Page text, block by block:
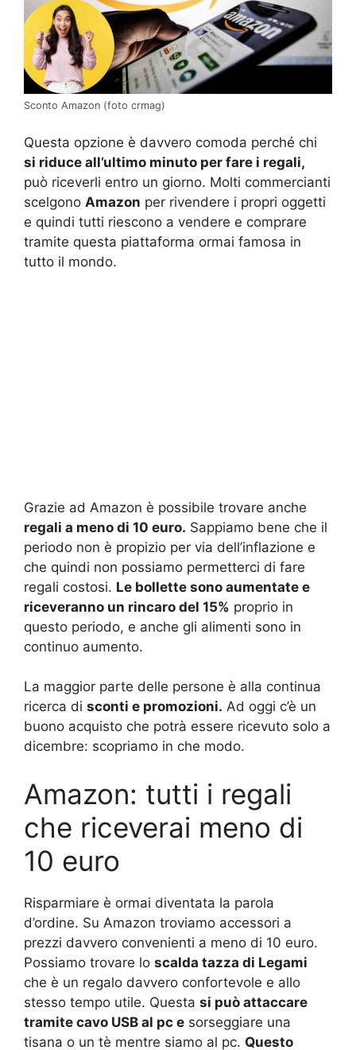
Sconto Amazon (foto crmag)
Questa opzione è davvero comoda perché chi
si riduce all’ultimo minuto per fare i regali,
può riceverli entro un giorno. Molti commercianti
scelgono Amazon per rivendere i propri oggetti
e quindi tutti riescono a vendere e comprare
tramite questa piattaforma ormai famosa in
tutto il mondo.
Grazie ad Amazon è possibile trovare anche
regali a meno di 10 euro. Sappiamo bene che il
periodo non è propizio per via dell’inflazione e
che quindi non possiamo permetterci di fare
regali costosi. Le bollette sono aumentate e
riceveranno un rincaro del 15% proprio in
questo periodo, e anche gli alimenti sono in
continuo aumento.
La maggior parte delle persone è alla continua
ricerca di sconti e promozioni. Ad oggi c’è un
buono acquisto che potrà essere ricevuto solo a
dicembre: scopriamo in che modo.
Amazon: tutti i regali
che riceverai meno di
10 euro
Risparmiare è ormai diventata la parola
d’ordine. Su Amazon troviamo accessori a
prezzi davvero convenienti a meno di 10 euro.
Possiamo trovare lo scalda tazza di Legami
che è un regalo davvero confortevole e allo
stesso tempo utile. Questa si può attaccare
tramite cavo USB al pc e sorseggiare una
tisana o un tè mentre siamo al pc. Questo